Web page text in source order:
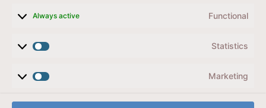
Functional
Always active
Statistics
Marketing
לשליחת הודעת וואטסאפ
veyatsati.laolam@gmail.com